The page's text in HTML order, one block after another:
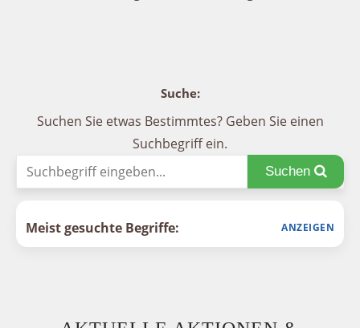
Suche:
Suchen Sie etwas Bestimmtes? Geben Sie einen
Suchbegriff ein.
Suchen
Meist gesuchte Begriffe: